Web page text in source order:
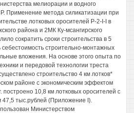
мелиорации и водного
Применение метода силикатизации при
лотковых оросителей P-2-I-I в
района и 2МК Ку-мсангирского
сократить сроки строительства в 5
себестоимость строительно-монтажных
вложения. На основе этого опыта по
и передовой технологии треста
строительство 4 км лотков*
районе с экономическим эффектом
построено 10,8 км лотковых оросителей с
тыс.рублей (Приложение I).
Министерством